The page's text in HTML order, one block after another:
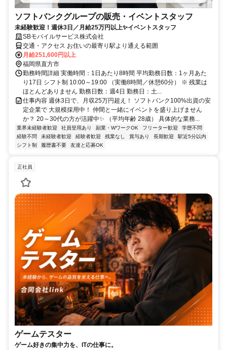
ソフトバンクグループの販売・イベントスタッフ
未経験歓迎！週休3日／月給25万円以上✨イベントスタッフ
SBモバイルサービス株式会社
交通・アクセス お住いの最寄り駅より通える範囲
月給251,600円以上
福岡県直方市
勤務時間詳細 実働時間：1日あたり8時間 平均勤務日数：1ヶ月あた
り17日 シフト制 10:00～19:00 （実働8時間／休憩60分） ※ 残業は
ほとんどありません 勤務日数：週4日 勤務日：土...
仕事内容 週休3日で、月収25万円超え！ ソフトバンク100%出資の安
定企業で 大規模採用中！ 仲間と一緒にイベントを盛り上げません
か？ 20～30代の方が活躍中✨ （平均年齢 28歳） 具体的な業務...
業界未経験者歓迎 社員登用あり 副業・WワークOK フリーター歓迎
学歴不問
経験不問
未経験者歓迎 経験者歓迎 残業なし 賞与あり 長期歓迎
駅近5分以内
シフト制
履歴書不要 友達と応募OK
正社員
ゲームテスター
ゲーム好きの集中力を、ITの仕事に。